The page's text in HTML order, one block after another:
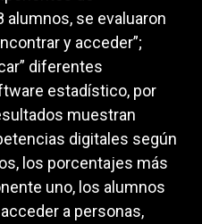
alumnos, se evaluaron
y acceder”;
diferentes
estadístico, por
muestran
digitales según
los porcentajes más
uno, los alumnos
a personas,